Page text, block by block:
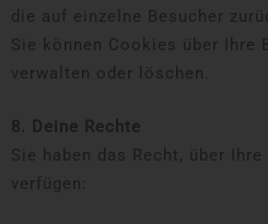
die auf einzelne Besucher
Sie können Cookies über Ihre
verwalten oder löschen.
8. Deine Rechte
Sie haben das Recht, über
verfügen: